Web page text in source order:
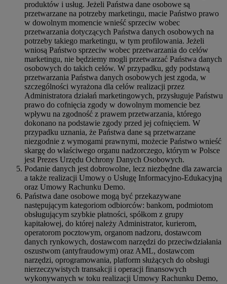
produktów i usług. Jeżeli Państwa dane osobowe są
przetwarzane na potrzeby marketingu, macie Państwo prawo
w dowolnym momencie wnieść sprzeciw wobec
przetwarzania dotyczących Państwa danych osobowych na
potrzeby takiego marketingu, w tym profilowania. Jeżeli
wniosą Państwo sprzeciw wobec przetwarzania do celów
marketingu, nie będziemy mogli przetwarzać Państwa danych
osobowych do takich celów. W przypadku, gdy podstawą
przetwarzania Państwa danych osobowych jest zgoda, w
szczególności wyrażona dla celów realizacji przez
Administratora działań marketingowych, przysługuje Państwu
prawo do cofnięcia zgody w dowolnym momencie bez
wpływu na zgodność z prawem przetwarzania, którego
dokonano na podstawie zgody przed jej cofnięciem. W
przypadku uznania, że Państwa dane są przetwarzane
niezgodnie z wymogami prawnymi, możecie Państwo wnieść
skargę do właściwego organu nadzorczego, którym w Polsce
jest Prezes Urzędu Ochrony Danych Osobowych.
Podanie danych jest dobrowolne, lecz niezbędne dla zawarcia
a także realizacji Umowy o Usługę Informacyjno-Edukacyjną
oraz Umowy Rachunku Demo.
Państwa dane osobowe mogą być przekazywane
następującym kategoriom odbiorców: bankom, podmiotom
obsługującym szybkie płatności, spółkom z grupy
kapitałowej, do której należy Administrator, kurierom,
operatorom pocztowym, organom nadzoru, dostawcom
danych rynkowych, dostawcom narzędzi do przeciwdziałania
oszustwom (antyfraudowym) oraz AML, dostawcom
narzędzi, oprogramowania, platform służących do obsługi
nierzeczywistych transakcji i operacji finansowych
wykonywanych w toku realizacji Umowy Rachunku Demo,